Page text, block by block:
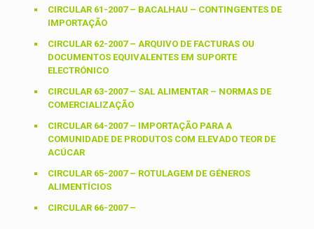
CIRCULAR 61-2007 – BACALHAU – CONTINGENTES DE
IMPORTAÇÃO
CIRCULAR 62-2007 – ARQUIVO DE FACTURAS OU
DOCUMENTOS EQUIVALENTES EM SUPORTE
ELECTRÓNICO
CIRCULAR 63-2007 – SAL ALIMENTAR – NORMAS DE
COMERCIALIZAÇÃO
CIRCULAR 64-2007 – IMPORTAÇÃO PARA A
COMUNIDADE DE PRODUTOS COM ELEVADO TEOR DE
ACÚCAR
CIRCULAR 65-2007 – ROTULAGEM DE GÉNEROS
ALIMENTÍCIOS
CIRCULAR 66-2007 –